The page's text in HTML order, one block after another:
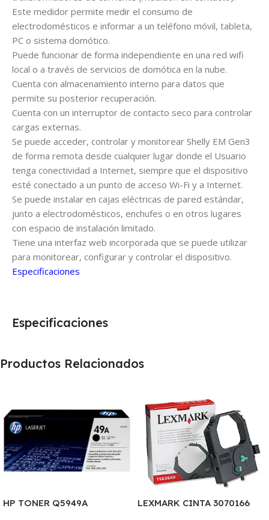
Este medidor permite medir el consumo de
electrodomésticos e informar a un teléfono móvil, tableta,
PC o sistema domótico.
Puede funcionar de forma independiente en una red wifi
local o a través de servicios de domótica en la nube.
Cuenta con almacenamiento interno para datos que
permite su posterior recuperación.
Cuenta con un interruptor de contacto seco para controlar
cargas externas.
Se puede acceder, controlar y monitorear Shelly EM Gen3
de forma remota desde cualquier lugar donde el Usuario
tenga conectividad a Internet, siempre que el dispositivo
esté conectado a un punto de acceso Wi-Fi y a Internet.
Se puede instalar en cajas eléctricas de pared estándar,
junto a electrodomésticos, enchufes o en otros lugares
con espacio de instalación limitado.
Tiene una interfaz web incorporada que se puede utilizar
para monitorear, configurar y controlar el dispositivo.
Especificaciones
Especificaciones
Productos Relacionados
HP TONER Q5949A
LEXMARK CINTA 3070166